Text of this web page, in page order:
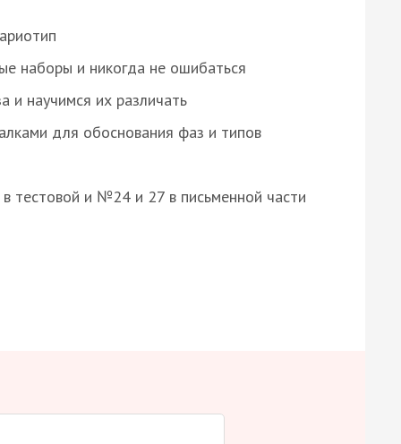
наборы и никогда не ошибаться
и научимся их различать
для обоснования фаз и типов
тестовой и №24 и 27 в письменной части